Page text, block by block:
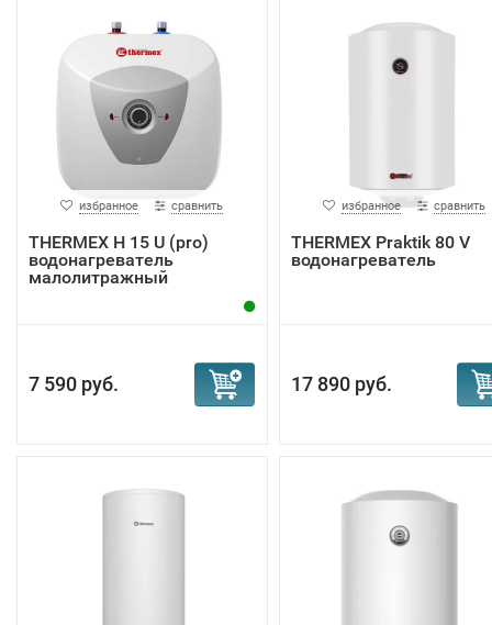
избранное сравнить
THERMEX H 15 U (pro)
водонагреватель
малолитражный
7 590 руб.
избранное сравнить
THERMEX Praktik 80 V
водонагреватель
17 890 руб.